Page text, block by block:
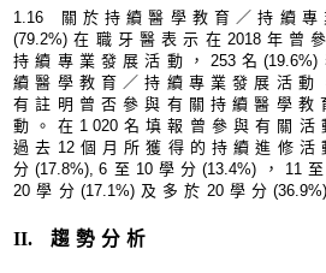
1.16 關於持續醫學教育／持續專
(79.2%)在職牙醫表示在 2018年曾
持續專業發展活動， 253名(19.6%)
續醫學教育／持續專業發展活動
有註明曾否參與有關持續醫學教
動。在 1 020名填報曾參與有關活
過去 12個月所獲得的持續進修
分(17.8%),6至 10學分(13.4%)， 11至
20學分 (17.1%)及多於 20學分(36.9%
II. 趨勢分析